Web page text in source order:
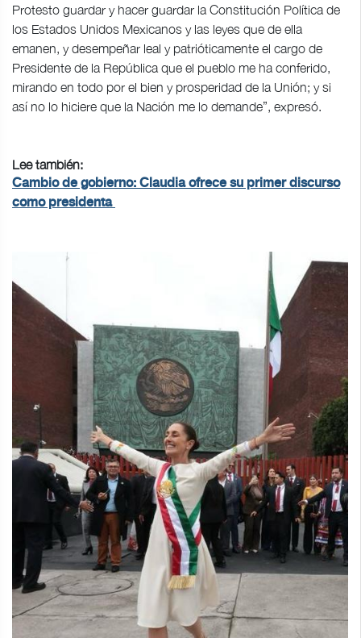
Protesto guardar y hacer guardar la Constitución Política de
los Estados Unidos Mexicanos y las leyes que de ella
emanen, y desempeñar leal y patrióticamente el cargo de
Presidente de la República que el pueblo me ha conferido,
mirando en todo por el bien y prosperidad de la Unión; y si
así no lo hiciere que la Nación me lo demande”, expresó.
Lee también:
Cambio de gobierno: Claudia ofrece su primer discurso
como presidenta